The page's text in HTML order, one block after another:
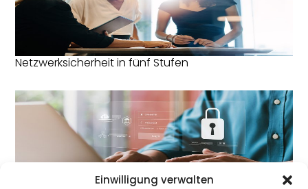
Einwilligung verwalten
Netzwerksicherheit in fünf Stufen